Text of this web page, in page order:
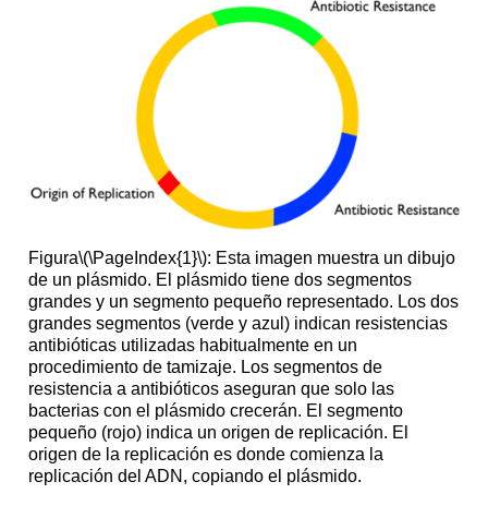
Figura\(\PageIndex{1}\): Esta imagen muestra un dibujo
de un plásmido. El plásmido tiene dos segmentos
grandes y un segmento pequeño representado. Los dos
grandes segmentos (verde y azul) indican resistencias
antibióticas utilizadas habitualmente en un
procedimiento de tamizaje. Los segmentos de
resistencia a antibióticos aseguran que solo las
bacterias con el plásmido crecerán. El segmento
pequeño (rojo) indica un origen de replicación. El
origen de la replicación es donde comienza la
replicación del ADN, copiando el plásmido.